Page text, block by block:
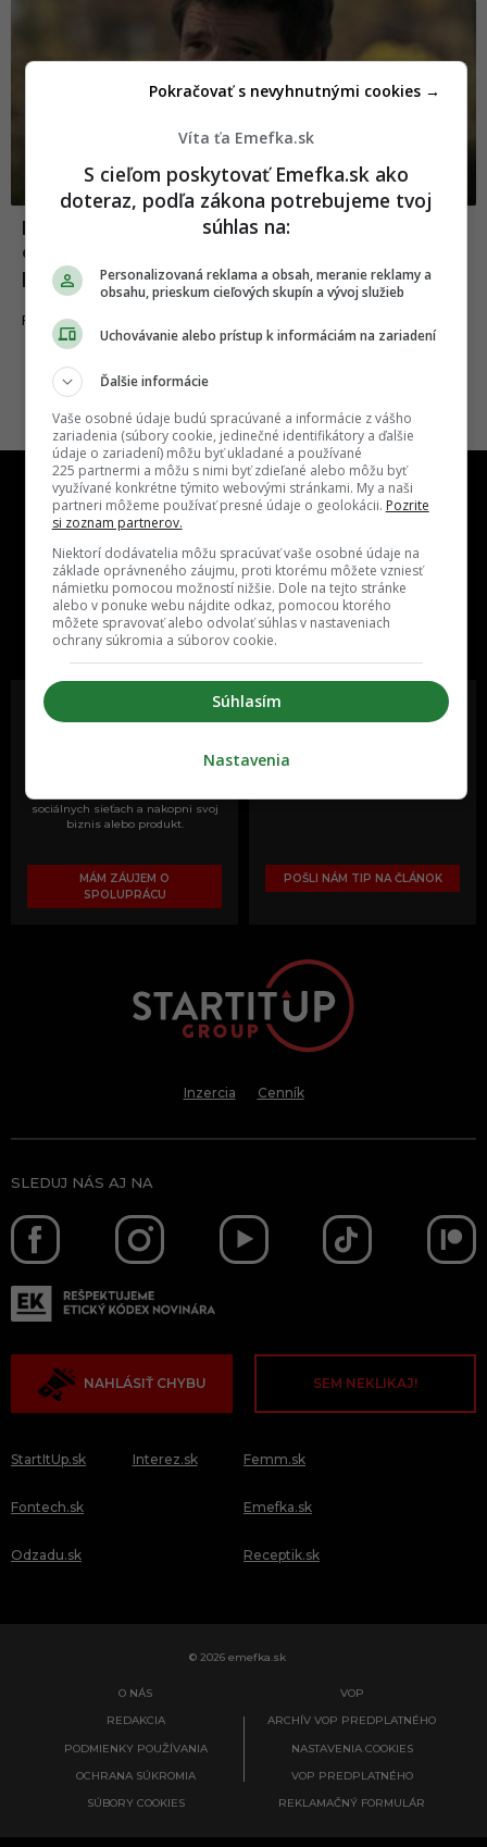
RECENZIA: Seriál The Last of Us prináša na
obrazovky jeden z najepickejších herných
príbehov
FILMY A SERIÁLY
One time najzábavnejšie miesto na
slovenskom internete, next time
najzabávnejšie miesto na svete
Oslov reklamou viac ako milión
sociálnych sieťach a nakopni svoj
biznis alebo produkt.
MÁM ZÁUJEM O
SPOLUPRÁCU
Vieš o niečom zaujímavom alebo
POŠLI NÁM TIP NA ČLÁNOK
Inzercia Cenník
SLEDUJ NÁS AJ NA
NAHLÁSIŤ CHYBU SEM NEKLIKAJ!
StartItUp.sk
Fontech.sk
Odzadu.sk
Interez.sk Femm.sk
Emefka.sk
Receptik.sk
© 2026 emefka.sk
O NÁS
REDAKCIA
PODMIENKY POUŽÍVANIA
OCHRANA SÚKROMIA
SÚBORY COOKIES
VOP
ARCHÍV VOP PREDPLATNÉHO
NASTAVENIA COOKIES
VOP PREDPLATNÉHO
REKLAMAČNÝ FORMULÁR
Víta ťa Emefka.sk
S cieľom poskytovať Emefka.sk ako
doteraz, podľa zákona potrebujeme tvoj
súhlas na:
Personalizovaná reklama a obsah, meranie reklamy a
obsahu, prieskum cieľových skupín a vývoj služieb
Uchovávanie alebo prístup k informáciám na zariadení
Ďalšie informácie
Vaše osobné údaje budú spracúvané a informácie z vášho
zariadenia (súbory cookie, jedinečné identifikátory a ďalšie
údaje o zariadení) môžu byť ukladané a používané
225 partnermi a môžu s nimi byť zdieľané alebo môžu byť
využívané konkrétne týmito webovými stránkami. My a naši
partneri môžeme používať presné údaje o geolokácii. Pozrite
si zoznam partnerov.
Niektorí dodávatelia môžu spracúvať vaše osobné údaje na
základe oprávneného záujmu, proti ktorému môžete vzniesť
námietku pomocou možností nižšie. Dole na tejto stránke
alebo v ponuke webu nájdite odkaz, pomocou ktorého
môžete spravovať alebo odvolať súhlas v nastaveniach
ochrany súkromia a súborov cookie.
Súhlasím
Pokračovať s nevyhnutnými cookies →
Nastavenia